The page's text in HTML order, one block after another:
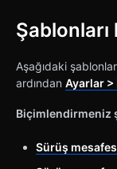
Aşağıdaki
ardından Ayarlar >
Biçimlendirmeniz
Sürüş